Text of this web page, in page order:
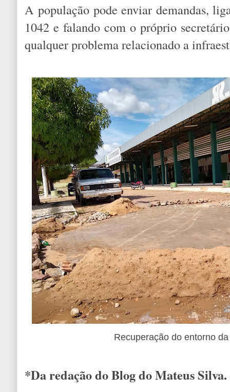
A população pode enviar demandas,
1042 e falando com o próprio
qualquer problema relacionado a
Recuperação do entorno
*Da redação do Blog do Mateus Silva.